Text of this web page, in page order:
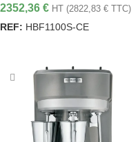
2352,36 € HT (2822,83 € TTC)
REF: HBF1100S-CE